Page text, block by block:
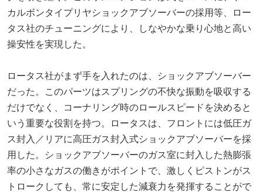
カルボンタイプリヤショックアブソーバーの採用等、ロー
タス社のチューニングにより、しなやかな乗り心地と高い
操安性を実現した。
ロータス社がまず手を入れたのは、ショックアブソーバー
だった。このパーツはスプリングの不快な振動を吸収する
だけでなく、コーナリング時のロールスピードを決めると
いう重要な役割を持つ。ロータスは、フロントには低圧ガ
ス封入／リアに高圧ガス封入式ショックアブソーバーを採
用した。ショックアブソーバーのガス室に封入した熱膨張
率の小さなガスの働きがポイントで、激しくピストンがス
トロークしても、常に安定した減衰力を発揮することがで